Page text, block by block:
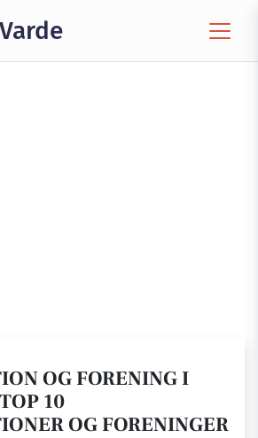
Varde
OG FORENING I
10
OG FORENINGER